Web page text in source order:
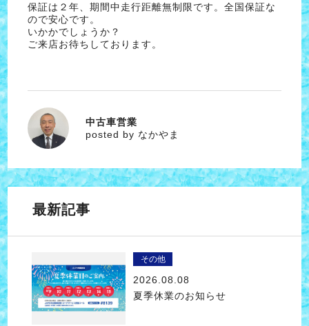
保証は２年、期間中走行距離無制限です。全国保証な
ので安心です。
いかかでしょうか？
ご来店お待ちしております。
なかやま
中古車営業
posted by なかやま
最新記事
その他
2026.08.08
夏季休業のお知らせ